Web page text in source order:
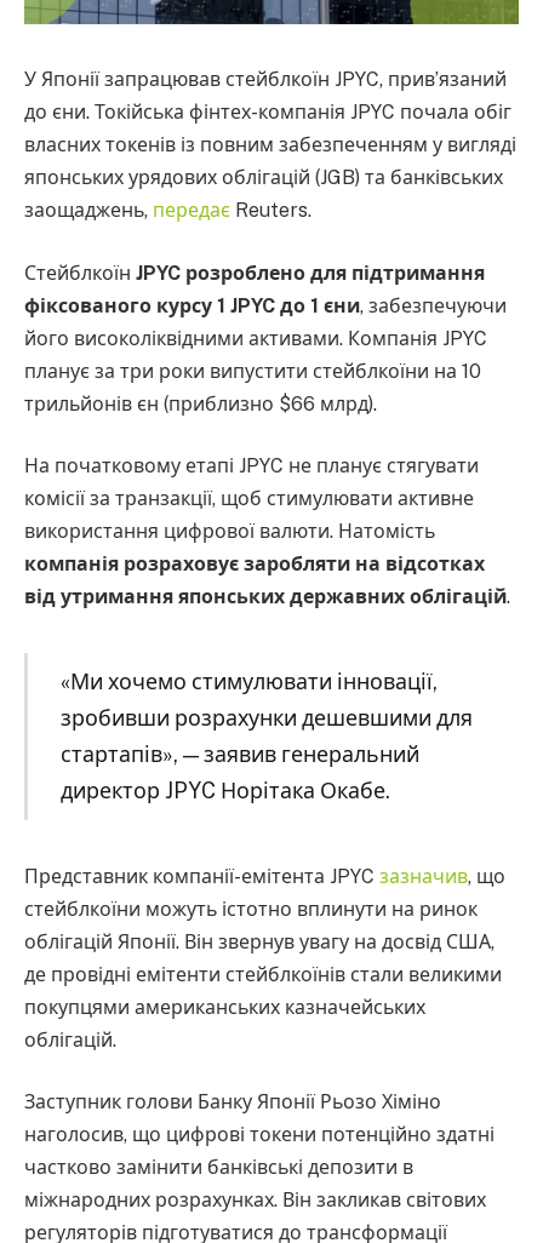
У Японії запрацював стейблкоїн JPYC, прив’язаний
до єни. Токійська фінтех-компанія JPYC почала обіг
власних токенів із повним забезпеченням у вигляді
японських урядових облігацій (JGB) та банківських
заощаджень, передає Reuters.
Стейблкоїн JPYC розроблено для підтримання
фіксованого курсу 1 JPYC до 1 єни, забезпечуючи
його високоліквідними активами. Компанія JPYC
планує за три роки випустити стейблкоїни на 10
трильйонів єн (приблизно $66 млрд).
На початковому етапі JPYC не планує стягувати
комісії за транзакції, щоб стимулювати активне
використання цифрової валюти. Натомість
компанія розраховує заробляти на відсотках
від утримання японських державних облігацій.
«Ми хочемо стимулювати інновації,
зробивши розрахунки дешевшими для
стартапів», — заявив генеральний
директор JPYC Норітака Окабе.
Представник компанії-емітента JPYC зазначив, що
стейблкоїни можуть істотно вплинути на ринок
облігацій Японії. Він звернув увагу на досвід США,
де провідні емітенти стейблкоїнів стали великими
покупцями американських казначейських
облігацій.
Заступник голови Банку Японії Рьозо Хіміно
наголосив, що цифрові токени потенційно здатні
частково замінити банківські депозити в
міжнародних розрахунках. Він закликав світових
регуляторів підготуватися до трансформації